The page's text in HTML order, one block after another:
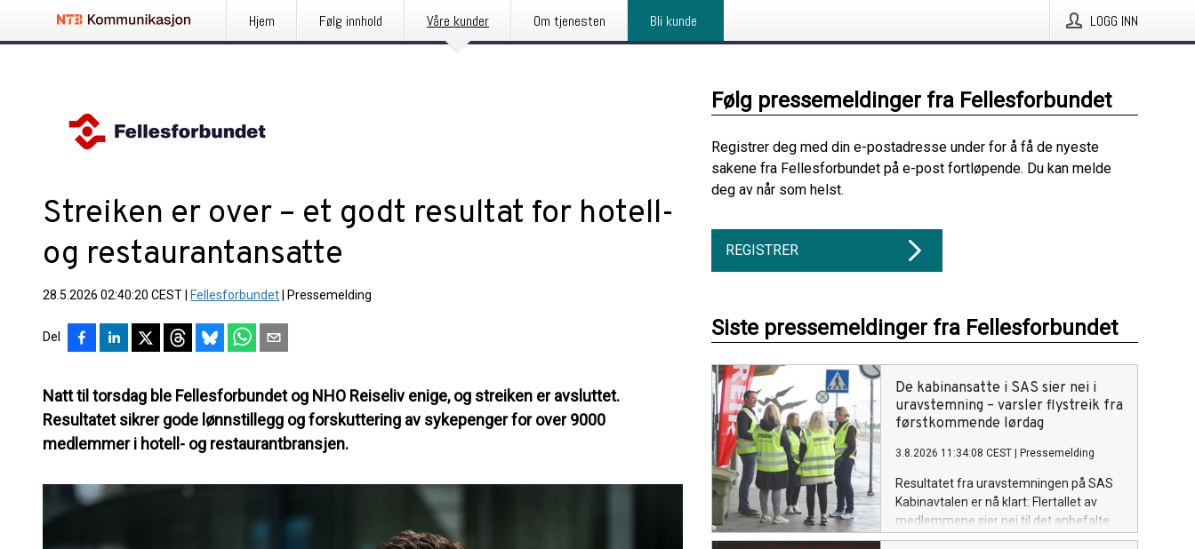
Hjem Følg innhold Våre kunder Om tjenesten Bli kunde LOGG INN
Streiken er over – et godt resultat for hotell-
og restaurantansatte
28.5.2026 02:40:20 CEST Fellesforbundet Pressemelding
Del
Natt til torsdag ble Fellesforbundet og NHO Reiseliv enige, og streiken er avsluttet.
Resultatet sikrer gode lønnstillegg og forskuttering av sykepenger for over 9000
medlemmer i hotell- og restaurantbransjen.
Følg pressemeldinger fra Fellesforbundet
Registrer deg med din e-postadresse under for å få de nyeste
sakene fra Fellesforbundet på e-post fortløpende. Du kan melde
deg av når som helst.
REGISTRER
Siste pressemeldinger fra Fellesforbundet
De kabinansatte i SAS sier nei i
uravstemning – varsler flystreik fra
førstkommende lørdag
3.8.2026 11:34:08 CEST Pressemelding
Resultatet fra uravstemningen på SAS
Kabinavtalen er nå klart: Flertallet av
medlemmene sier nei til det anbefalte
forslaget. Fellesforbundet sender derfor